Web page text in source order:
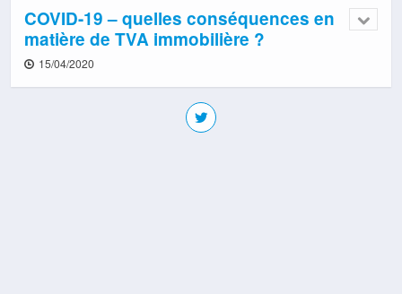
COVID-19 – quelles conséquences en
matière de TVA immobilière ?
15/04/2020